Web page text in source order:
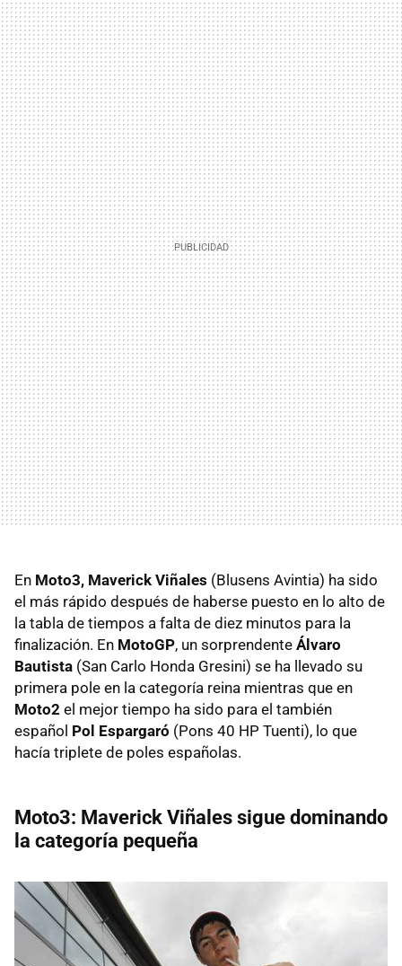
En Moto3, Maverick Viñales (Blusens Avintia) ha sido
el más rápido después de haberse puesto en lo alto de
la tabla de tiempos a falta de diez minutos para la
finalización. En MotoGP, un sorprendente Álvaro
Bautista (San Carlo Honda Gresini) se ha llevado su
primera pole en la categoría reina mientras que en
Moto2 el mejor tiempo ha sido para el también
español Pol Espargaró (Pons 40 HP Tuenti), lo que
hacía triplete de poles españolas.
Moto3: Maverick Viñales sigue dominando
la categoría pequeña